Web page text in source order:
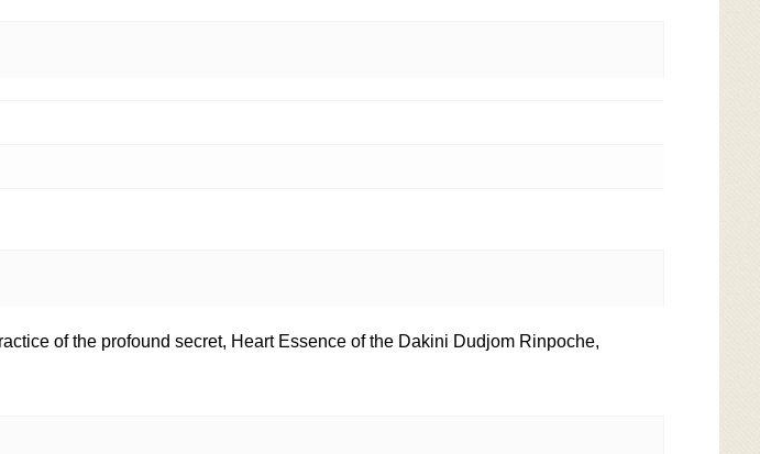
of the profound secret, Heart Essence of the Dakini Dudjom Rinpoche,